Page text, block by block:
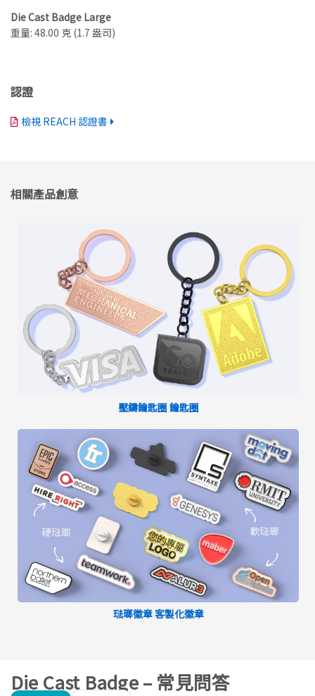
Die Cast Badge Large
重量: 48.00 克 (1.7 盎司)
認證
檢視 REACH 認證書
相關產品創意
壓鑄鑰匙圈 鑰匙圈
琺瑯徽章 客製化徽章
Die Cast Badge – 常見問答